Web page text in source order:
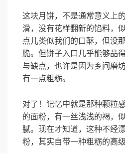
这块月饼，不是通常意义上
滑，没有花样翻新的馅料，
点儿类似我们的口酥，但没
脆。但饼子入口几乎能够品
与缺点，也许是因为乡间磨
有一点粗粝。
对了！记忆中就是那种颗粒
的面粉，有一丝浅浅的褐，
腻。现在才知道，这种不经
粉，其实自带一种粗粝的高级